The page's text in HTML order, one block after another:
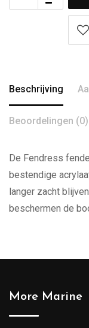
Beschrijving
Beoordelingen (0)
De Fendress
bestendige
langer zacht
beschermen de
More Marine